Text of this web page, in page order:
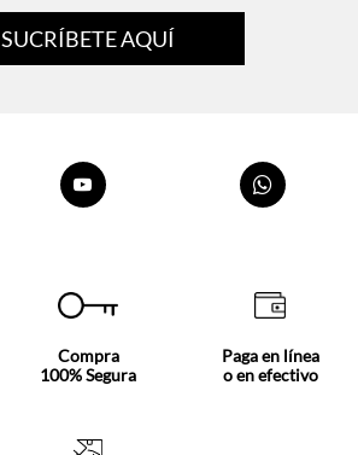
SUCRÍBETE AQUÍ
Compra
100% Segura
Paga en línea
o en efectivo